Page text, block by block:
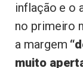
inflação e o
no primeiro
a margem
muito